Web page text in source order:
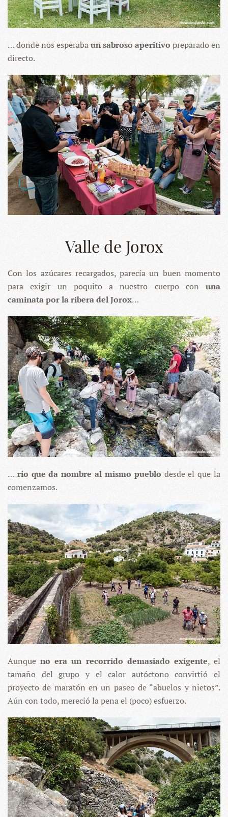
… donde nos esperabaun sabroso aperitivo preparado en
directo.
Valle de Jorox
Con los azúcares recargados, parecía un buen momento
para exigir un poquito a nuestro cuerpo con una
caminata por la ribera del Jorox…
… río que da nombre al mismo pueblo desde el que la
comenzamos.
Aunqueno era un recorrido demasiado exigente, el
tamaño del grupo y el calor autóctono convirtió el
proyecto de maratón en un paseo de “abuelos y nietos”.
Aún con todo, mereció la pena el (poco) esfuerzo.